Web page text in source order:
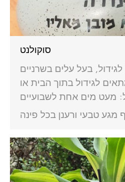
סוקולנט
בעל עלים בשרניים
לגידול בתוך הבית או
מעט מים אחת לשבועיים
מגע טבעי ורענן בכל פינה